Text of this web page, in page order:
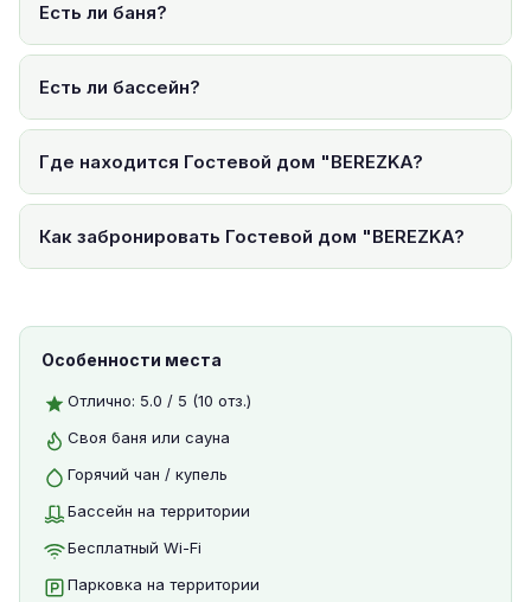
Есть ли баня?
Есть ли бассейн?
Где находится Гостевой дом "BEREZKA?
Как забронировать Гостевой дом "BEREZKA?
Особенности места
Отлично: 5.0 / 5 (10 отз.)
Своя баня или сауна
Горячий чан / купель
Бассейн на территории
Бесплатный Wi-Fi
Парковка на территории